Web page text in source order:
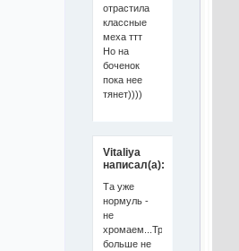
отрастила
классные
меха ттт
Но на
боченок
пока нее
тянет))))
Vitaliya
написал(а):
Та уже
нормуль -
не
хромаем...Траумель
больше не